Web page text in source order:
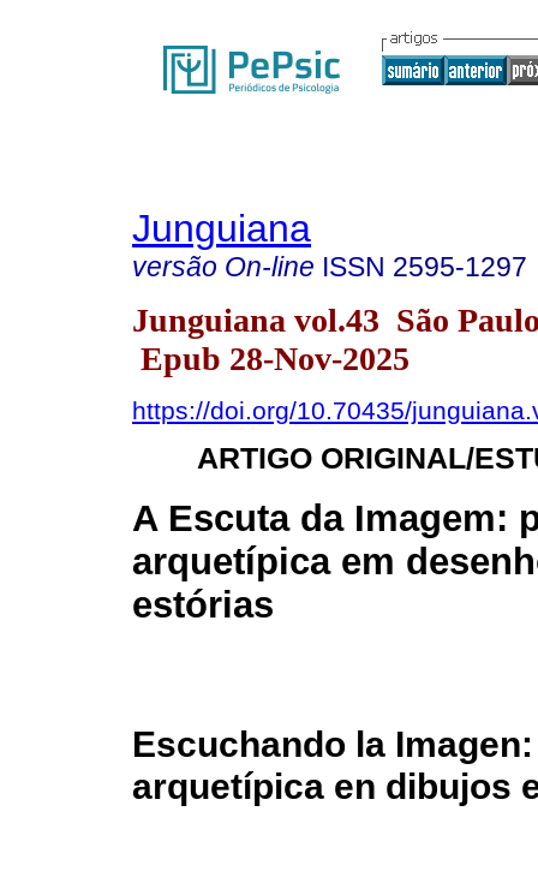
Junguiana
versão On-line ISSN 2595-1297
Junguiana vol.43 São
Epub 28-Nov-2025
https://doi.org/10.70435/
ARTIGO ORIGINAL/
A Escuta da Imagem:
arquetípica em
estórias
Escuchando la
arquetípica en dibujos